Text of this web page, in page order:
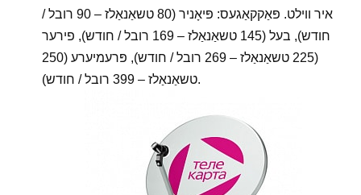
איר ווילט. פּאַקקאַגעס: פּיאָניר (80 טשאַנאַלז – 90 רובל /
חודש), בעל (145 טשאַנאַלז – 169 רובל / חודש), פירער
(225 טשאַנאַלז – 269 רובל / חודש), פּרעמיערע (250
טשאַנאַלז – 399 רובל / חודש).